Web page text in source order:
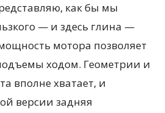
как бы мы
— и здесь глина —
мотора позволяет
ходом. Геометрии и
вполне хватает, и
версии задняя